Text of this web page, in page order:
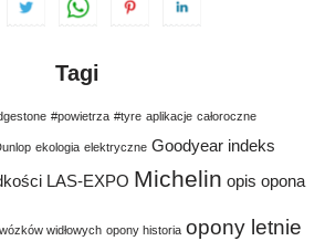
Tagi
#powietrza #tyre aplikacje całoroczne
ekologia elektryczne Goodyear indeks
LAS-EXPO Michelin opis opona
widłowych opony historia opony letnie